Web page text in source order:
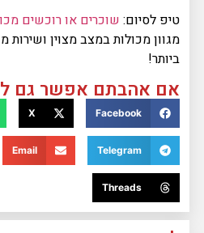
טיפ לסיום: שוכרים או רוכשים
מגוון מכולות במצב מצוין
ביותר!
אם אהבתם אפשר גם
Facebook
X
Telegram
Email
Threads